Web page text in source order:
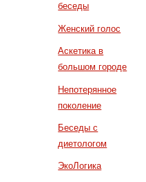
беседы
Женский голос
Аскетика в
большом городе
Непотерянное
поколение
Беседы с
диетологом
ЭкоЛогика